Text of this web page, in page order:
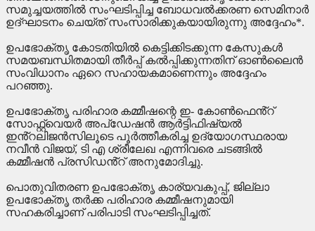
സമുച്ചയത്തിൽ സംഘടിപ്പിച്ച ബോധവൽക്കരണ സെമിനാർ
ഉദ്ഘാടനം ചെയ്ത് സംസാരിക്കുകയായിരുന്നു അദ്ദേഹം*.
ഉപഭോക്തൃ കോടതിയിൽ കെട്ടിക്കിടക്കുന്ന കേസുകൾ
സമയബന്ധിതമായി തീർപ്പ് കൽപ്പിക്കുന്നതിന് ഓൺലൈൻ
സംവിധാനം ഏറെ സഹായകമാണെന്നും അദ്ദേഹം
പറഞ്ഞു.
ഉപഭോക്തൃ പരിഹാര കമ്മീഷന്റെ ഇ- കോൺഫെൻ്റ്
സോഫ്റ്റ്‌വെയർ അപ്ഡേഷൻ ആർട്ടിഫിഷ്യൽ
ഇൻ്റലിജൻസിലൂടെ പൂർത്തീകരിച്ച ഉദ്യോഗസ്ഥരായ
നവീൻ വിജയ്, ടി എ ശ്രീലേഖ എന്നിവരെ ചടങ്ങിൽ
കമ്മീഷൻ പ്രസിഡൻ്റ് അനുമോദിച്ചു.
പൊതുവിതരണ ഉപഭോക്തൃ കാര്യവകുപ്പ്, ജില്ലാ
ഉപഭോക്തൃ തർക്ക പരിഹാര കമ്മീഷനുമായി
സഹകരിച്ചാണ് പരിപാടി സംഘടിപ്പിച്ചത്.